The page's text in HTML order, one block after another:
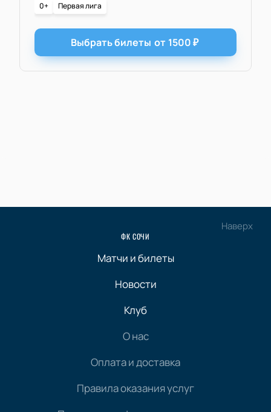
0+ Первая лига
Выбрать билеты от 1500₽
Наверх
ФК СОЧИ
Матчи и билеты
Новости
Клуб
О нас
Оплата и доставка
Правила оказания услуг